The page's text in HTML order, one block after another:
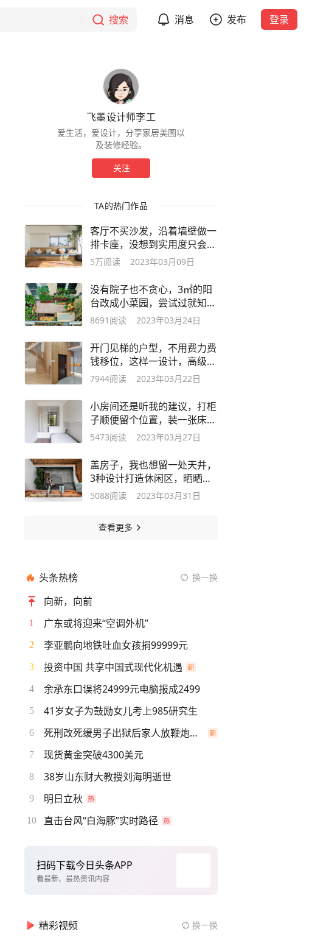
搜索 消息 发布 登录
飞墨设计师李工
爱生活，爱设计，分享家居美图以
及装修经验。
关注
TA的热门作品
客厅不买沙发，沿着墙壁做一
排卡座，没想到实用度只会增
不会减少
5万阅读 2023年03月09日
没有院子也不贪心，3㎡的阳
台改成小菜园，尝试过就知道
有多香了
8691 阅读 2023年03月24日
开门见梯的户型，不用费力费
钱移位，这样一设计，高级又
能收纳
7944阅读 2023年03月22日
小房间还是听我的建议，打柜
子顺便留个位置，装一张床进
去才实用
5473阅读 2023年03月27日
盖房子，我也想留一处天井，
3种设计打造休闲区，晒晒太
阳好舒服
5088阅读 2023年03月31日
查看更多
头条热榜 换一换
向新，向前
1 广东或将迎来“空调外机”
2 李亚鹏向地铁吐血女孩捐99999元
3 投资中国 共享中国式现代化机遇
4 余承东口误将24999元电脑报成2499
5 41岁女子为鼓励女儿考上985研究生
6 死刑改死缓男子出狱后家人放鞭炮庆祝
7 现货黄金突破4300美元
8 38岁山东财大教授刘海明逝世
9 明日立秋
10 直击台风“白海豚”实时路径
扫码下载今日头条APP
看最新、最热资讯内容
精彩视频 换一换